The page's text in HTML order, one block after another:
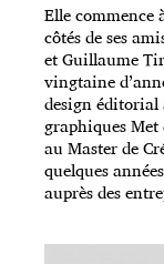
Elle commence
côtés de ses
et Guillaume
vingtaine
design éditorial
graphiques
au Master de
quelques
auprès des